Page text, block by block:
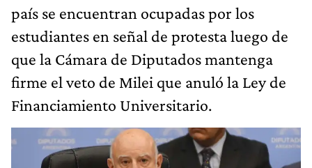
país se encuentran ocupadas por los
estudiantes en señal de protesta luego de
que la Cámara de Diputados mantenga
firme el veto de Milei que anuló la Ley de
Financiamiento Universitario.